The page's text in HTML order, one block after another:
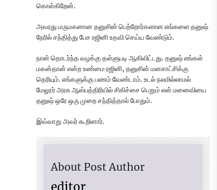
கொள்கிறேன்.
அவரது மருமகனான தனுசின் பெற்றோர்களான எங்களை தனுஷ்
நேரில் சந்தித்து பேச ரஜினி உதவி செய்ய வேண்டும்.
நான் தொடர்ந்த வழக்கு தள்ளுபடி ஆகிவிட்டது. தனுஷ் எங்கள்
மகன்தான் என்ற உண்மை ரஜினி, தனுசின் மனசாட்சிக்கு
தெரியும். எங்களுக்கு பணம் வேண்டாம். உடல் நலமில்லாமல்
மேலூர் அரசு ஆஸ்பத்திரியில் சிகிச்சை பெறும் என் மனைவியை
தனுஷ் ஒரே ஒரு முறை சந்தித்தால் போதும்.
இவ்வாறு அவர் கூறினார்.
About Post Author
editor